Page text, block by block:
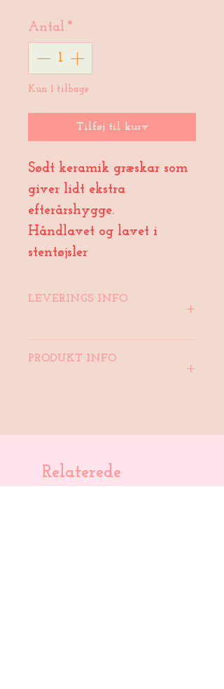
Antal *
Kun 1 tilbage
Tilføj til kurv
Sødt keramik græskar som
giver lidt ekstra
efterårshygge.
Håndlavet og lavet i
stentøjsler
LEVERINGS INFO
hverdage. Der er fri fragt hvis man
PRODUKT INFO
Relaterede